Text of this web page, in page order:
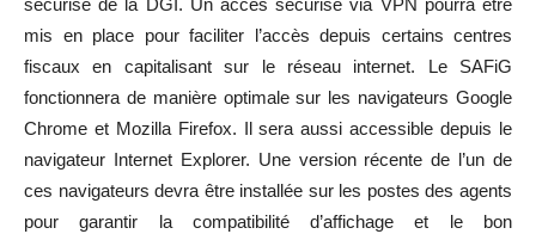
sécurisé de la DGI. Un accès sécurisé via VPN pourra être
mis en place pour faciliter l’accès depuis certains centres
fiscaux en capitalisant sur le réseau internet. Le SAFiG
fonctionnera de manière optimale sur les navigateurs Google
Chrome et Mozilla Firefox. Il sera aussi accessible depuis le
navigateur Internet Explorer. Une version récente de l’un de
ces navigateurs devra être installée sur les postes des agents
pour garantir la compatibilité d’affichage et le bon